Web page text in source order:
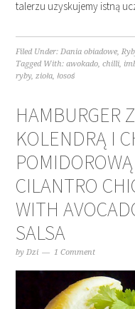
talerzu uzyskujemy istną
Filed Under:Dania obiadowe,
Tagged With:awokado,chilli,
ryby,zioła,łosoś
HAMBURGER
KOLENDRĄ I
CILANTRO
WITH
SALSA
byDzi 1 Comment